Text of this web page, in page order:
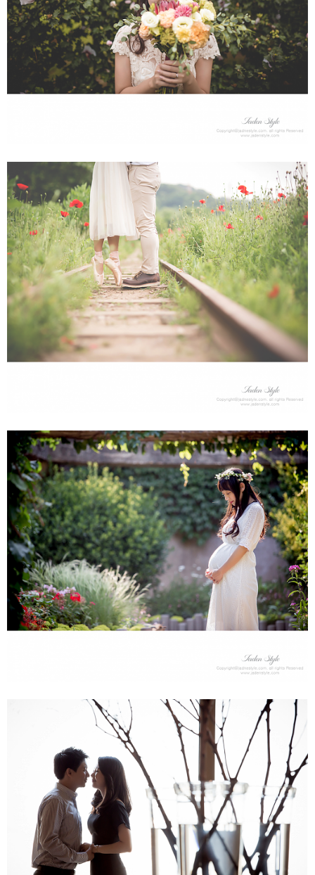
데이트스냅&셀프웨딩 - 올림픽공원
데이트스냅&셀프웨딩 - 고잔역
만삭촬영 - 서울숲
리마인드웨딩 호텔스냅 - 신라호텔